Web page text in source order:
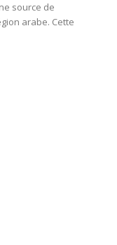
source de
arabe. Cette